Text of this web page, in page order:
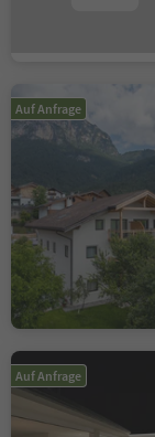
Auf Anfrage
Auf Anfrage